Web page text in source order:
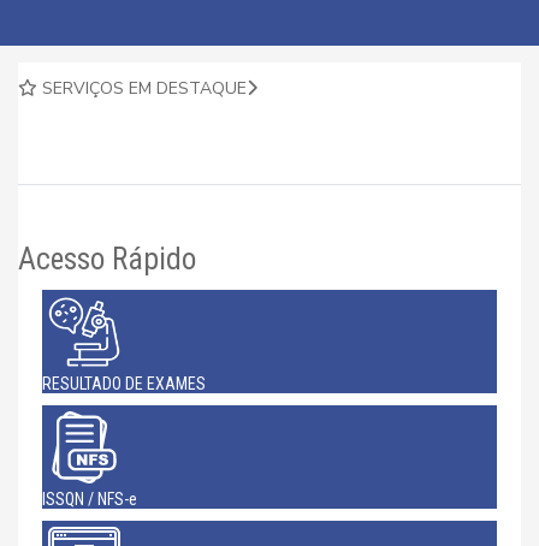
SERVIÇOS EM DESTAQUE
Acesso Rápido
RESULTADO DE EXAMES
ISSQN / NFS-e